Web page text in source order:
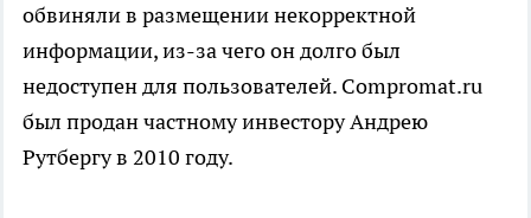
обвиняли в размещении некорректной
информации, из-за чего он долго был
недоступен для пользователей. Compromat.ru
был продан частному инвестору Андрею
Рутбергу в 2010 году.